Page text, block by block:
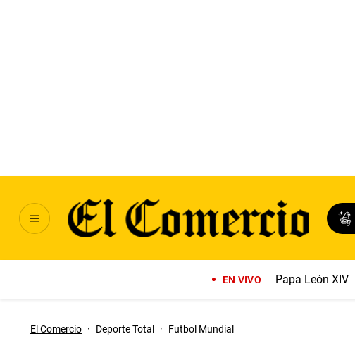
EN VIVO Papa León XIV
El Comercio · Deporte Total · Futbol Mundial